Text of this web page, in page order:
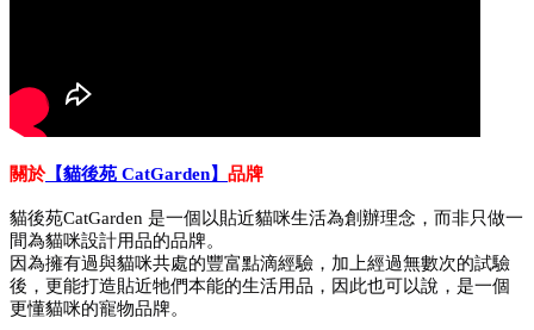
關於【貓後苑 CatGarden】 品牌
貓後苑CatGarden 是一個以貼近貓咪生活為創辦理念，而非只做一
間為貓咪設計用品的品牌。
因為擁有過與貓咪共處的豐富點滴經驗，加上經過無數次的試驗
後，更能打造貼近牠們本能的生活用品，因此也可以說，是一個
更懂貓咪的寵物品牌。